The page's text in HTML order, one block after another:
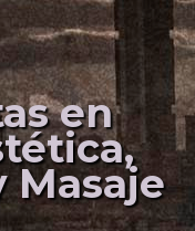
en
Masaje